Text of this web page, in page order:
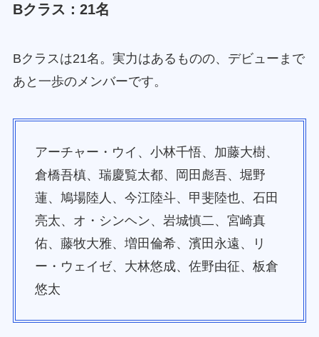
Bクラス：21名
Bクラスは21名。実力はあるものの、デビューまで
あと一歩のメンバーです。
アーチャー・ウイ、小林千悟、加藤大樹、
倉橋吾槙、瑞慶覧太都、岡田彪吾、堀野
蓮、鳩場陸人、今江陸斗、甲斐陸也、石田
亮太、オ・シンヘン、岩城慎二、宮崎真
佑、藤牧大雅、増田倫希、濱田永遠、リ
ー・ウェイゼ、大林悠成、佐野由征、板倉
悠太